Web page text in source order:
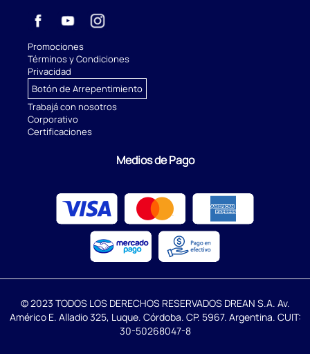
Promociones
Términos y Condiciones
Privacidad
Botón de Arrepentimiento
Trabajá con nosotros
Corporativo
Certificaciones
Medios de Pago
© 2023 TODOS LOS DERECHOS RESERVADOS DREAN S.A. Av.
Américo E. Alladio 325, Luque. Córdoba. CP. 5967. Argentina. CUIT:
30-50268047-8